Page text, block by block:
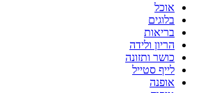
אוכל
בלוגים
בריאות
הריון ולידה
כושר ותזונה
לייף סטייל
אופנה